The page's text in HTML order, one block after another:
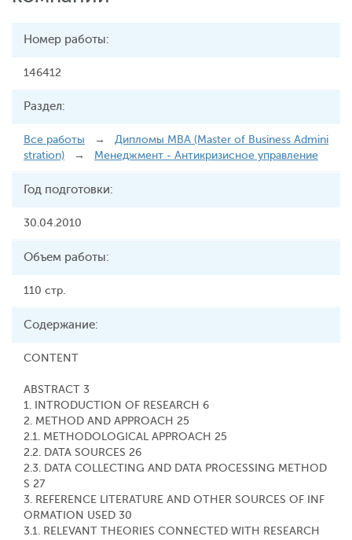
Номер работы:
146412
Раздел:
Все работы → Дипломы MBA (Master of Business Admini
stration) → Менеджмент - Антикризисное управление
Год подготовки:
30.04.2010
Объем работы:
110 стр.
Содержание:
CONTENT
ABSTRACT 3
1. INTRODUCTION OF RESEARCH 6
2. METHOD AND APPROACH 25
2.1. METHODOLOGICAL APPROACH 25
2.2. DATA SOURCES 26
2.3. DATA COLLECTING AND DATA PROCESSING METHOD
S 27
3. REFERENCE LITERATURE AND OTHER SOURCES OF INF
ORMATION USED 30
3.1. RELEVANT THEORIES CONNECTED WITH RESEARCH